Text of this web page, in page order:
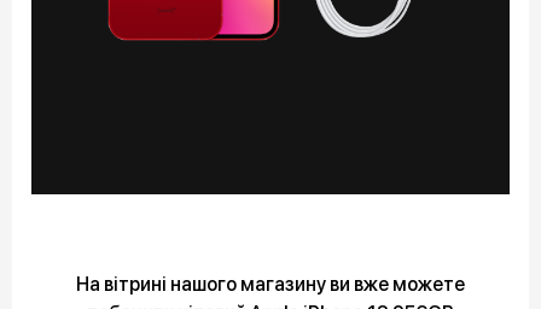
На вітрині нашого магазину ви вже можете